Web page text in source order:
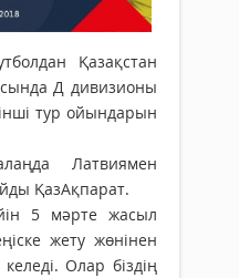
Қазақстан
Д дивизионы
тур ойындарын
Латвиямен
ҚазАқпарат.
5 мәрте жасыл
жету жөнінен
Олар біздің